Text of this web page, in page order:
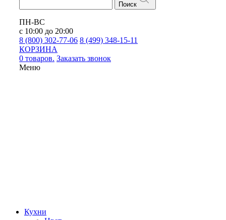
Поиск
ПН-ВС
с 10:00 до 20:00
8 (800) 302-77-06 8 (499) 348-15-11
КОРЗИНА
0 товаров. Заказать звонок
Меню
Кухни